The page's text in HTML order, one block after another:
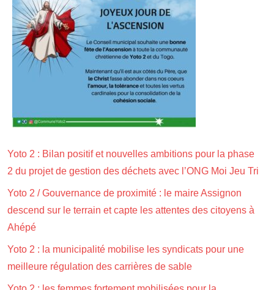
Yoto 2 : Bilan positif et nouvelles ambitions pour la phase
2 du projet de gestion des déchets avec l’ONG Moi Jeu Tri
Yoto 2 / Gouvernance de proximité : le maire Assignon
descend sur le terrain et capte les attentes des citoyens à
Ahépé
Yoto 2 : la municipalité mobilise les syndicats pour une
meilleure régulation des carrières de sable